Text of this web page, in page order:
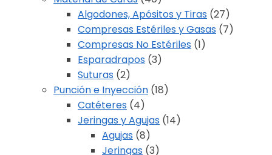
Algodones, Apósitos y Tiras (27)
Compresas Estériles y Gasas (7)
Compresas No Estériles (1)
Esparadrapos (3)
Suturas (2)
Punción e Inyección (18)
Catéteres (4)
Jeringas y Agujas (14)
Agujas (8)
Jeringas (3)